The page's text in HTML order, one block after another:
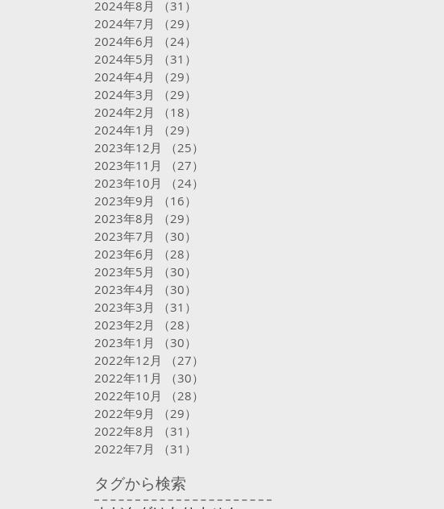
2024年8月
（31）
2024年7月
（29）
2024年6月
（24）
2024年5月
（31）
2024年4月
（29）
2024年3月
（29）
2024年2月
（18）
2024年1月
（29）
2023年12月
（25）
2023年11月
（27）
2023年10月
（24）
2023年9月
（16）
2023年8月
（29）
2023年7月
（30）
2023年6月
（28）
2023年5月
（30）
2023年4月
（30）
2023年3月
（31）
2023年2月
（28）
2023年1月
（30）
2022年12月
（27）
2022年11月
（30）
2022年10月
（28）
2022年9月
（29）
2022年8月
（31）
2022年7月
（31）
タグから検索